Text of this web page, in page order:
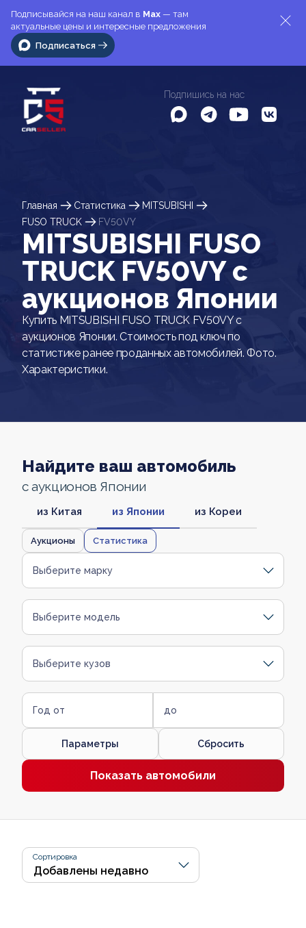
Подписывайся на наш канал в Max — там
актуальные цены и интересные предложения
Подписаться
Подпишись на нас
Главная Статистика
MITSUBISHI
FUSO TRUCK
FV50VY
MITSUBISHI FUSO
TRUCK FV50VY c
аукционов Японии
Купить MITSUBISHI FUSO TRUCK FV50VY с
аукционов Японии. Стоимость под ключ по
статистике ранее проданных автомобилей. Фото.
Характеристики.
Найдите ваш автомобиль
с аукционов Японии
из Китая из Японии из Кореи
Аукционы Статистика
Выберите марку
Выберите модель
Выберите кузов
Год от до
Параметры Сбросить
Показать автомобили
Сортировка